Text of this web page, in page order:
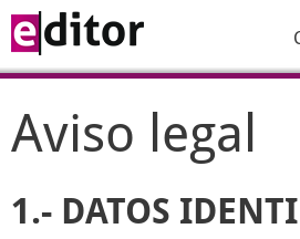
Aviso legal
1.- DATOS